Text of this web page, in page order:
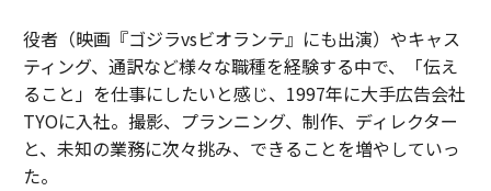
役者（映画『ゴジラvsビオランテ』にも出演）やキャス
ティング、通訳など様々な職種を経験する中で、「伝え
ること」を仕事にしたいと感じ、1997年に大手広告会社
TYOに入社。撮影、プランニング、制作、ディレクター
と、未知の業務に次々挑み、できることを増やしていっ
た。